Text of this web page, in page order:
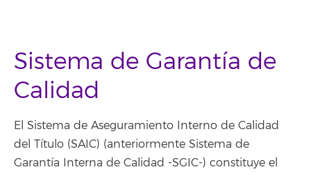
Sistema de Garantía de
Calidad
El Sistema de Aseguramiento Interno de Calidad
del Título (SAIC) (anteriormente Sistema de
Garantía Interna de Calidad -SGIC-) constituye el